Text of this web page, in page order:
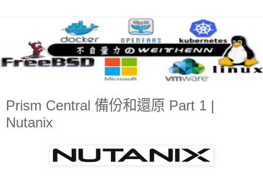
Prism Central 備份和還原 Part 1 |
Nutanix